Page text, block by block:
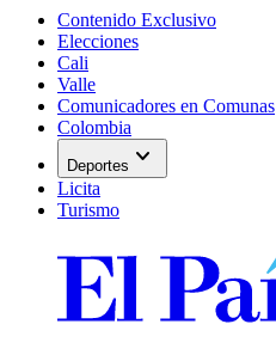
Contenido Exclusivo
Elecciones
Cali
Valle
Comunicadores en Comunas
Colombia
Deportes expand_more
Licita
Turismo